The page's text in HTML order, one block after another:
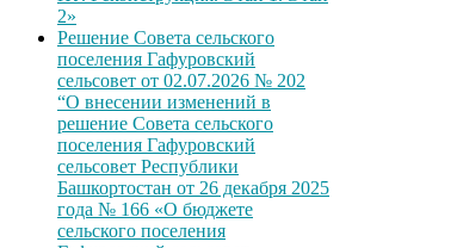
2»
Решение Совета сельского
поселения Гафуровский
сельсовет от 02.07.2026 № 202
“О внесении изменений в
решение Совета сельского
поселения Гафуровский
сельсовет Республики
Башкортостан от 26 декабря 2025
года № 166 «О бюджете
сельского поселения